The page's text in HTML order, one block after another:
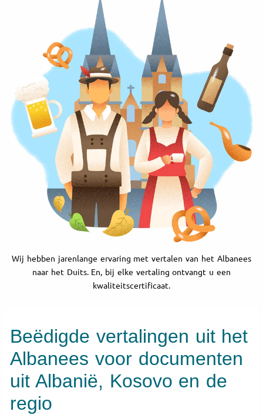
Wij hebben jarenlange ervaring met vertalen van het Albanees
naar het Duits. En, bij elke vertaling ontvangt u een
kwaliteitscertificaat.
Beëdigde vertalingen uit het
Albanees voor documenten
uit Albanië, Kosovo en de
regio